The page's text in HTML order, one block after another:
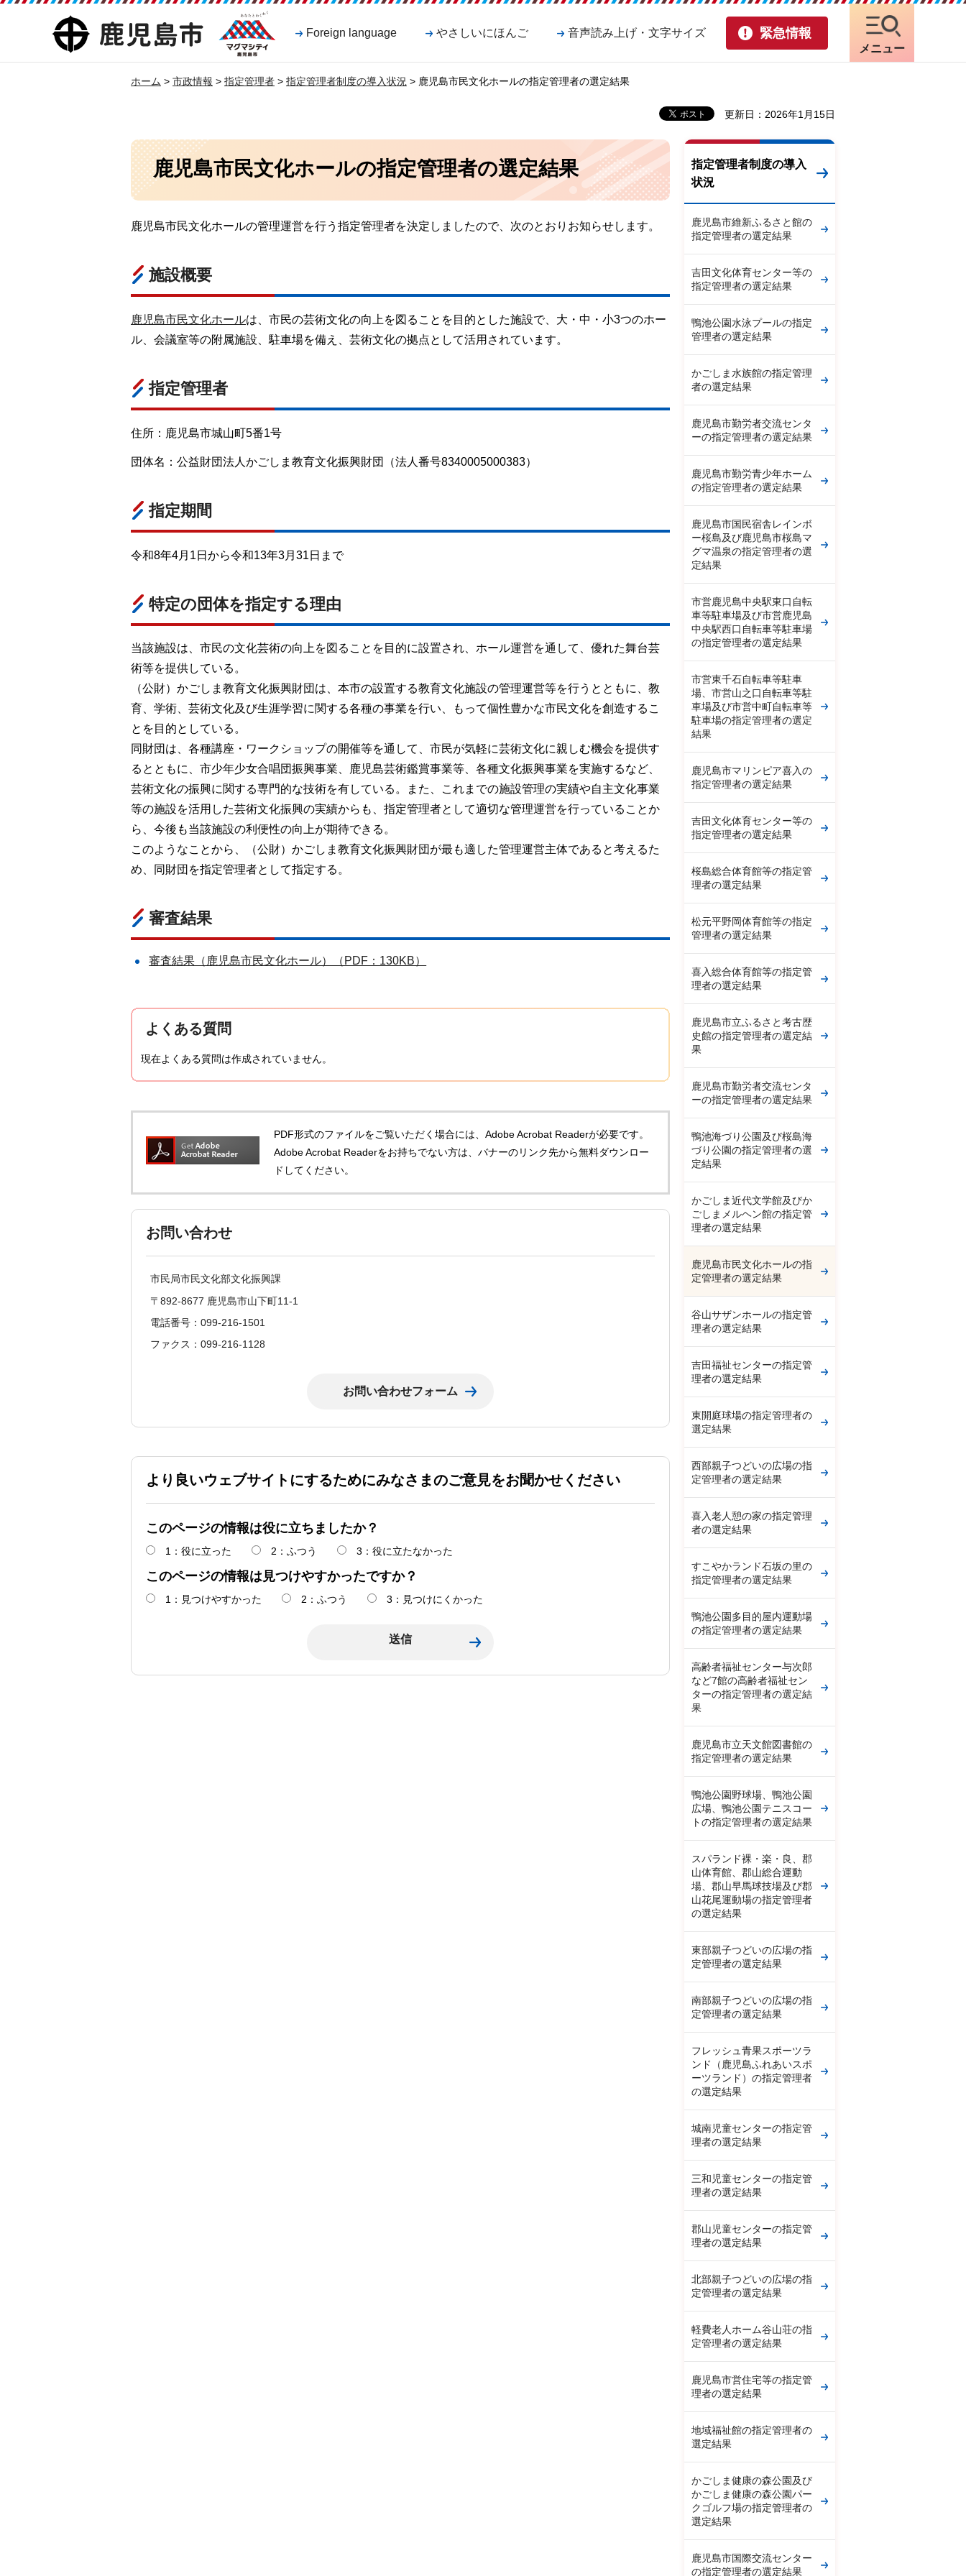
鹿児島市
マグマシティ
鹿児島市
Foreign language やさしいにほんご 音声読み上げ・文字サイズ 緊急情報
メニュー
ホーム > 市政情報 > 指定管理者 > 指定管理者制度の導入状況 > 鹿児島市民文化ホールの指定管理者の選定結果
更新日：2026年1月15日
鹿児島市民文化ホールの指定管理者の選定結果
鹿児島市民文化ホールの管理運営を行う指定管理者を決定しましたので、次のとおりお知らせします。
施設概要
鹿児島市民文化ホールは、市民の芸術文化の向上を図ることを目的とした施設で、大・中・小3つのホー
ル、会議室等の附属施設、駐車場を備え、芸術文化の拠点として活用されています。
指定管理者
住所：鹿児島市城山町5番1号
団体名：公益財団法人かごしま教育文化振興財団（法人番号8340005000383）
指定期間
令和8年4月1日から令和13年3月31日まで
特定の団体を指定する理由
当該施設は、市民の文化芸術の向上を図ることを目的に設置され、ホール運営を通して、優れた舞台芸
術等を提供している。
（公財）かごしま教育文化振興財団は、本市の設置する教育文化施設の管理運営等を行うとともに、教
育、学術、芸術文化及び生涯学習に関する各種の事業を行い、もって個性豊かな市民文化を創造するこ
とを目的としている。
同財団は、各種講座・ワークショップの開催等を通して、市民が気軽に芸術文化に親しむ機会を提供す
るとともに、市少年少女合唱団振興事業、鹿児島芸術鑑賞事業等、各種文化振興事業を実施するなど、
芸術文化の振興に関する専門的な技術を有している。また、これまでの施設管理の実績や自主文化事業
等の施設を活用した芸術文化振興の実績からも、指定管理者として適切な管理運営を行っていることか
ら、今後も当該施設の利便性の向上が期待できる。
このようなことから、（公財）かごしま教育文化振興財団が最も適した管理運営主体であると考えるた
め、同財団を指定管理者として指定する。
審査結果
審査結果（鹿児島市民文化ホール）（PDF：130KB）
よくある質問
現在よくある質問は作成されていません。
PDF形式のファイルをご覧いただく場合には、Adobe Acrobat Readerが必要です。
Adobe Acrobat Readerをお持ちでない方は、バナーのリンク先から無料ダウンロー
ドしてください。
お問い合わせ
市民局市民文化部文化振興課
〒892-8677 鹿児島市山下町11-1
電話番号：099-216-1501
ファクス：099-216-1128
より良いウェブサイトにするためにみなさまのご意見をお聞かせください
このページの情報は役に立ちましたか？
1：役に立った 2：ふつう 3：役に立たなかった
このページの情報は見つけやすかったですか？
1：見つけやすかった 2：ふつう 3：見つけにくかった
指定管理者制度の導入
状況
鹿児島市維新ふるさと館の
指定管理者の選定結果
吉田文化体育センター等の
指定管理者の選定結果
鴨池公園水泳プールの指定
管理者の選定結果
かごしま水族館の指定管理
者の選定結果
鹿児島市勤労者交流センタ
ーの指定管理者の選定結果
鹿児島市勤労青少年ホーム
の指定管理者の選定結果
鹿児島市国民宿舎レインボ
ー桜島及び鹿児島市桜島マ
グマ温泉の指定管理者の選
定結果
市営鹿児島中央駅東口自転
車等駐車場及び市営鹿児島
中央駅西口自転車等駐車場
の指定管理者の選定結果
市営東千石自転車等駐車
場、市営山之口自転車等駐
車場及び市営中町自転車等
駐車場の指定管理者の選定
結果
鹿児島市マリンピア喜入の
指定管理者の選定結果
吉田文化体育センター等の
指定管理者の選定結果
桜島総合体育館等の指定管
理者の選定結果
松元平野岡体育館等の指定
管理者の選定結果
喜入総合体育館等の指定管
理者の選定結果
鹿児島市立ふるさと考古歴
史館の指定管理者の選定結
果
鹿児島市勤労者交流センタ
ーの指定管理者の選定結果
鴨池海づり公園及び桜島海
づり公園の指定管理者の選
定結果
かごしま近代文学館及びか
ごしまメルヘン館の指定管
理者の選定結果
鹿児島市民文化ホールの指
定管理者の選定結果
谷山サザンホールの指定管
理者の選定結果
吉田福祉センターの指定管
理者の選定結果
東開庭球場の指定管理者の
選定結果
西部親子つどいの広場の指
定管理者の選定結果
喜入老人憩の家の指定管理
者の選定結果
すこやかランド石坂の里の
指定管理者の選定結果
鴨池公園多目的屋内運動場
の指定管理者の選定結果
高齢者福祉センター与次郎
など7館の高齢者福祉セン
ターの指定管理者の選定結
果
鹿児島市立天文館図書館の
指定管理者の選定結果
鴨池公園野球場、鴨池公園
広場、鴨池公園テニスコー
トの指定管理者の選定結果
スパランド裸・楽・良、郡
山体育館、郡山総合運動
場、郡山早馬球技場及び郡
山花尾運動場の指定管理者
の選定結果
東部親子つどいの広場の指
定管理者の選定結果
南部親子つどいの広場の指
定管理者の選定結果
フレッシュ青果スポーツラ
ンド（鹿児島ふれあいスポ
ーツランド）の指定管理者
の選定結果
城南児童センターの指定管
理者の選定結果
三和児童センターの指定管
理者の選定結果
郡山児童センターの指定管
理者の選定結果
北部親子つどいの広場の指
定管理者の選定結果
軽費老人ホーム谷山荘の指
定管理者の選定結果
鹿児島市営住宅等の指定管
理者の選定結果
地域福祉館の指定管理者の
選定結果
かごしま健康の森公園及び
かごしま健康の森公園パー
クゴルフ場の指定管理者の
選定結果
鹿児島市国際交流センター
の指定管理者の選定結果